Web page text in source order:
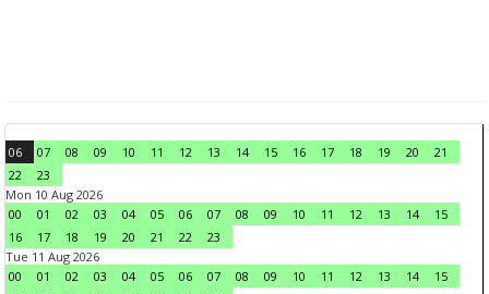
06 07 08 09 10 11 12 13 14 15 16 17 18 19 20
21
22
23
Mon 10 Aug 2026
00
01 02 03 04 05 06 07 08 09 10 11 12 13 14
15
16
17 18 19 20 21 22
23
Tue 11 Aug 2026
00
01 02 03 04 05 06 07 08 09 10 11 12 13 14
15